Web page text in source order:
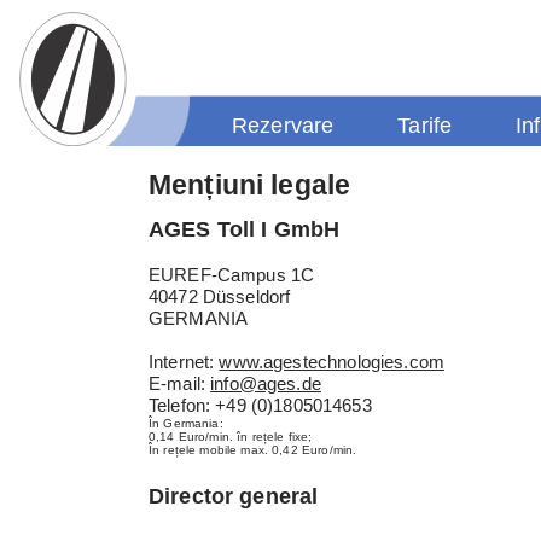
Rezervare Tarife
Mențiuni legale
AGES Toll I GmbH
EUREF-Campus 1C
40472 Düsseldorf
GERMANIA
Internet:www.agestechnologies.com
E-mail: info@ages.de
Telefon: +49 (0)1805014653
În Germania:
0,14 Euro/min. în rețele fixe;
În rețele mobile max. 0,42 Euro/min.
Director general